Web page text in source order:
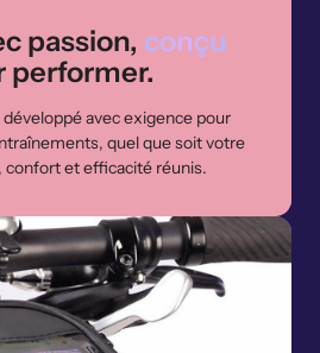
passion, conçu
performer.
avec exigence pour
quel que soit votre
confort et efficacité réunis.